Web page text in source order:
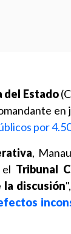
del Estado
por
,
Tribunal
discusión